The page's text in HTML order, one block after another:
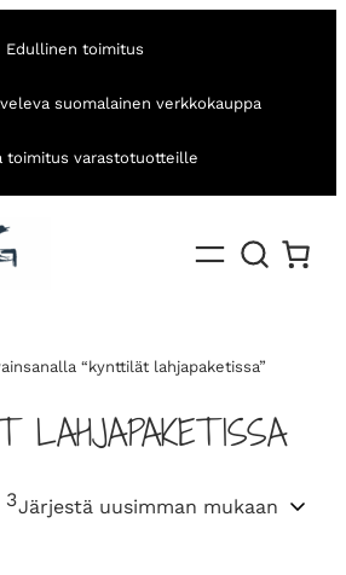
Edullinen toimitus
suomalainen verkkokauppa
toimitus varastotuotteille
“kynttilät lahjapaketissa”
LAHJAPAKETISSA
3